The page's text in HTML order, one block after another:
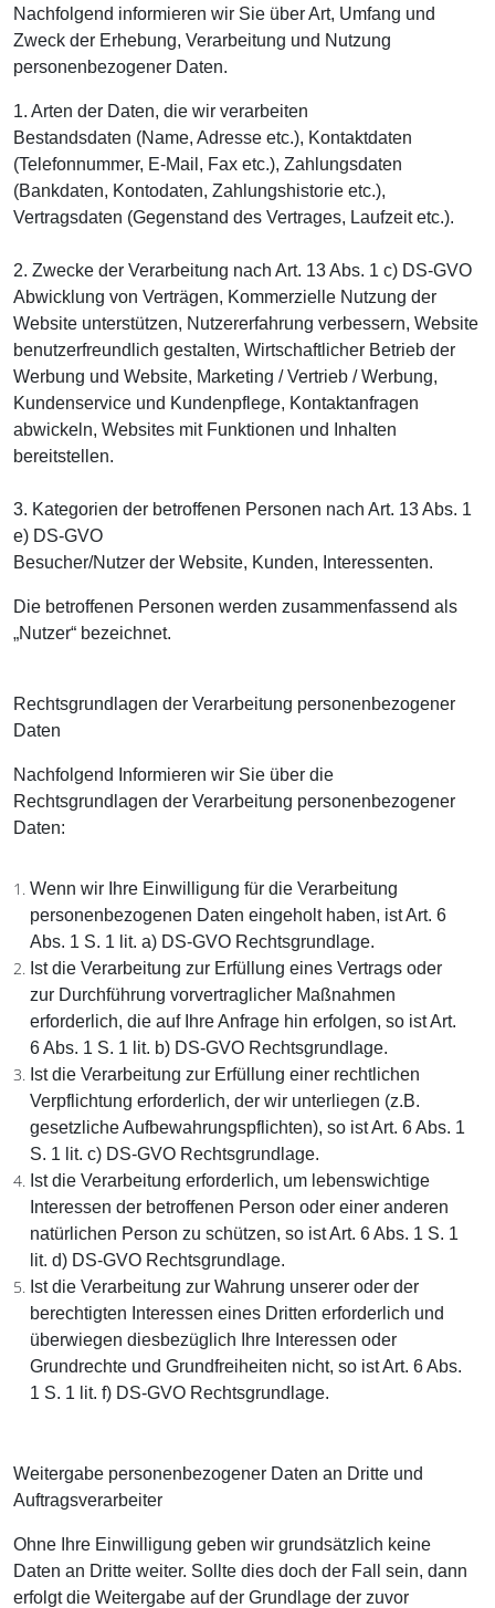
Nachfolgend informieren wir Sie über Art, Umfang und
Zweck der Erhebung, Verarbeitung und Nutzung
personenbezogener Daten.
1. Arten der Daten, die wir verarbeiten
Bestandsdaten (Name, Adresse etc.), Kontaktdaten
(Telefonnummer, E-Mail, Fax etc.), Zahlungsdaten
(Bankdaten, Kontodaten, Zahlungshistorie etc.),
Vertragsdaten (Gegenstand des Vertrages, Laufzeit etc.).
2. Zwecke der Verarbeitung nach Art. 13 Abs. 1 c) DS-GVO
Abwicklung von Verträgen, Kommerzielle Nutzung der
Website unterstützen, Nutzererfahrung verbessern, Website
benutzerfreundlich gestalten, Wirtschaftlicher Betrieb der
Werbung und Website, Marketing / Vertrieb / Werbung,
Kundenservice und Kundenpflege, Kontaktanfragen
abwickeln, Websites mit Funktionen und Inhalten
bereitstellen.
3. Kategorien der betroffenen Personen nach Art. 13 Abs. 1
e) DS-GVO
Besucher/Nutzer der Website, Kunden, Interessenten.
Die betroffenen Personen werden zusammenfassend als
„Nutzer“ bezeichnet.
Rechtsgrundlagen der Verarbeitung personenbezogener
Daten
Nachfolgend Informieren wir Sie über die
Rechtsgrundlagen der Verarbeitung personenbezogener
Daten:
Wenn wir Ihre Einwilligung für die Verarbeitung
personenbezogenen Daten eingeholt haben, ist Art. 6
Abs. 1 S. 1 lit. a) DS-GVO Rechtsgrundlage.
Ist die Verarbeitung zur Erfüllung eines Vertrags oder
zur Durchführung vorvertraglicher Maßnahmen
erforderlich, die auf Ihre Anfrage hin erfolgen, so ist Art.
6 Abs. 1 S. 1 lit. b) DS-GVO Rechtsgrundlage.
Ist die Verarbeitung zur Erfüllung einer rechtlichen
Verpflichtung erforderlich, der wir unterliegen (z.B.
gesetzliche Aufbewahrungspflichten), so ist Art. 6 Abs. 1
S. 1 lit. c) DS-GVO Rechtsgrundlage.
Ist die Verarbeitung erforderlich, um lebenswichtige
Interessen der betroffenen Person oder einer anderen
natürlichen Person zu schützen, so ist Art. 6 Abs. 1 S. 1
lit. d) DS-GVO Rechtsgrundlage.
Ist die Verarbeitung zur Wahrung unserer oder der
berechtigten Interessen eines Dritten erforderlich und
überwiegen diesbezüglich Ihre Interessen oder
Grundrechte und Grundfreiheiten nicht, so ist Art. 6 Abs.
1 S. 1 lit. f) DS-GVO Rechtsgrundlage.
Weitergabe personenbezogener Daten an Dritte und
Auftragsverarbeiter
Ohne Ihre Einwilligung geben wir grundsätzlich keine
Daten an Dritte weiter. Sollte dies doch der Fall sein, dann
erfolgt die Weitergabe auf der Grundlage der zuvor